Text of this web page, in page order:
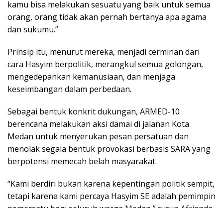
kamu bisa melakukan sesuatu yang baik untuk semua
orang, orang tidak akan pernah bertanya apa agama
dan sukumu.”
Prinsip itu, menurut mereka, menjadi cerminan dari
cara Hasyim berpolitik, merangkul semua golongan,
mengedepankan kemanusiaan, dan menjaga
keseimbangan dalam perbedaan.
Sebagai bentuk konkrit dukungan, ARMED-10
berencana melakukan aksi damai di jalanan Kota
Medan untuk menyerukan pesan persatuan dan
menolak segala bentuk provokasi berbasis SARA yang
berpotensi memecah belah masyarakat.
“Kami berdiri bukan karena kepentingan politik sempit,
tetapi karena kami percaya Hasyim SE adalah pemimpin